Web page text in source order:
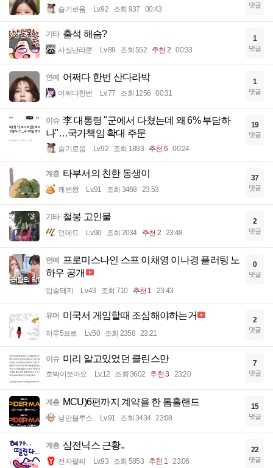
슬기로움 Lv.92 조회 937 00:43 댓글
기타 출석 해슴?
사실난라쿤 Lv.89 조회 552 추천 2 00:33
1
댓글
연예 어쩌다 한번 산다라박
어쩌다한번 Lv.77 조회 1256 00:31
1
댓글
이슈 李 대통령 "군에서 다쳤는데 왜 6% 부담하
나"…국가책임 확대 주문
슬기로움 Lv.92 조회 1893 추천 6 00:24
19
댓글
계층 타부서의 친한 동생이
쾌변왕 Lv.91 조회 3468 23:53
37
댓글
기타 철봉 고인물
언데드 Lv.90 조회 2034 추천 2 23:48
2
댓글
연예 프로미스나인 스프 이채영 이나경 플러팅 노
하우 공개
입술돼지 Lv.43 조회 710 추천 1 23:43
0
댓글
유머 미국서 게임할때 조심해야하는거
하루5프로 Lv.50 조회 2358 23:21
2
댓글
이슈 미리 알고있었던 클린스만
호박이쪼아요 Lv.12 조회 3602 추천 3 23:20
7
댓글
계층 MCU)6편까지 계약을 한 톰홀랜드
낭만블루스 Lv.91 조회 3434 23:08
15
댓글
계층 삼전닉스 근황..
전자팔찌 Lv.93 조회 5853 추천 1 23:06
22
댓글